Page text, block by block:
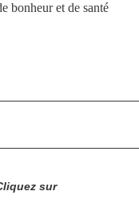
bonheur et de santé
sur